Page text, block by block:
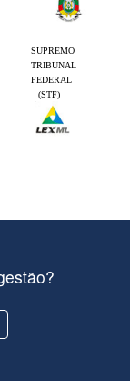
SUPREMO
TRIBUNAL
FEDERAL
(STF)